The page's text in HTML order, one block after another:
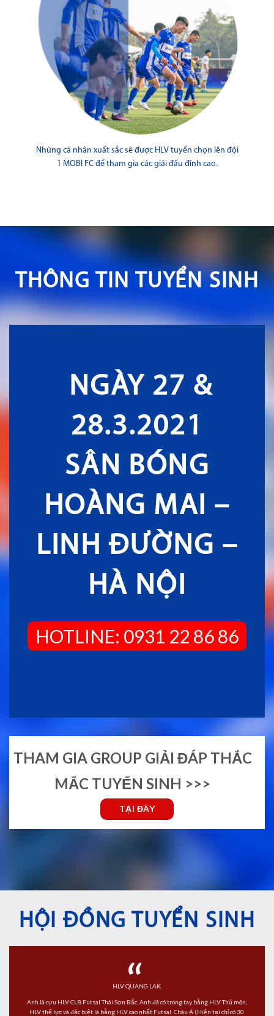
Những cá nhân xuất sắc sẽ được HLV tuyển chọn lên đội
1 MOBI FC để tham gia các giải đấu đỉnh cao.
THÔNG TIN TUYỂN SINH
NGÀY 27 &
28.3.2021
SÂN BÓNG
HOÀNG MAI –
LINH ĐƯỜNG –
HÀ NỘI
HOTLINE: 0931 22 86 86
THAM GIA GROUP GIẢI ĐÁP THẮC
MẮC TUYỂN SINH >>>
TẠI ĐÂY
HỘI ĐỒNG TUYỂN SINH
“
HLV QUANG LAK
Anh là cựu HLV CLB Futsal Thái Sơn Bắc. Anh đã có trong tay bằng HLV Thủ môn,
HLV thể lực và đặc biệt là bằng HLV cao nhất Futsal Châu Á (Hiện tại chỉ có 30